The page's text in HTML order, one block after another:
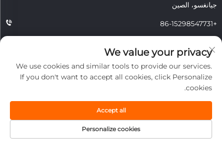
جيانغسو، الصين
+86-15298547731
الخصوصية
We value your privacy
We use cookies and similar tools to provide our services.
If you don't want to accept all cookies, click Personalize
cookies.
Personalize cookies
Accept all